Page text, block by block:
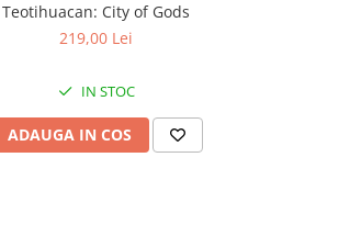
Teotihuacan: City of Gods
219,00 Lei
IN STOC
ADAUGA IN COS